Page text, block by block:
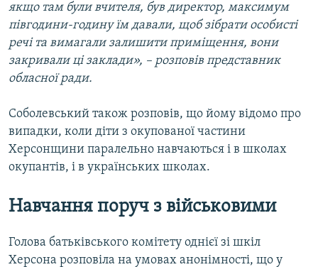
якщо там були вчителя, був директор, максимум
півгодини-годину їм давали, щоб зібрати особисті
речі та вимагали залишити приміщення, вони
закривали ці заклади», – розповів представник
обласної ради.
Соболевський також розповів, що йому відомо про
випадки, коли діти з окупованої частини
Херсонщини паралельно навчаються і в школах
окупантів, і в українських школах.
Навчання поруч з військовими
Голова батьківського комітету однієї зі шкіл
Херсона розповіла на умовах анонімності, що у